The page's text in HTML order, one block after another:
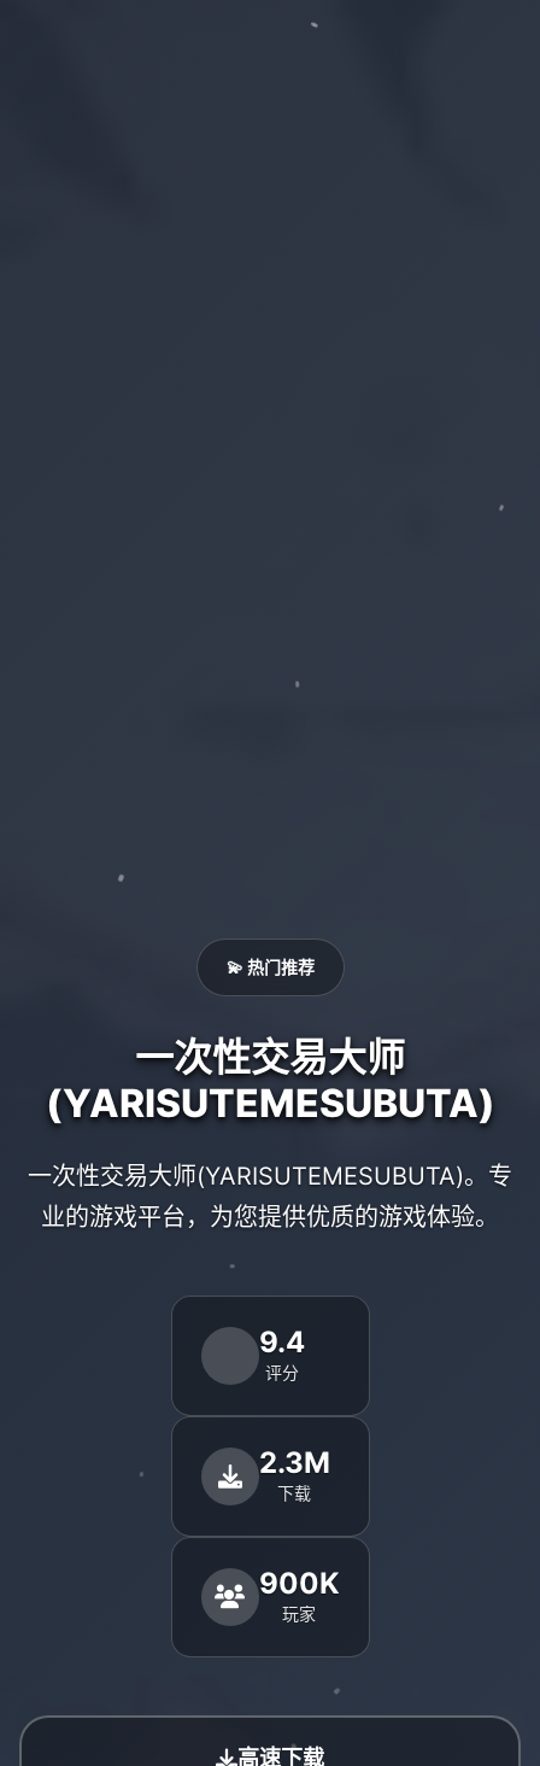
💫 热门推荐
一次性交易大师
(YARISUTEMESUBUTA)
一次性交易大师(YARISUTEMESUBUTA)。专
业的游戏平台，为您提供优质的游戏体验。
9.4
评分
2.3M
下载
900K
玩家
高速下载